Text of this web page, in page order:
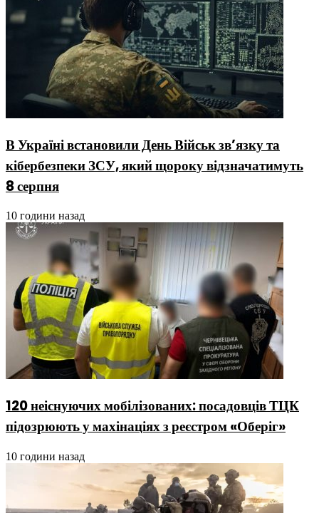
В Україні встановили День Військ зв’язку та
кібербезпеки ЗСУ, який щороку відзначатимуть
8 серпня
10 години назад
120 неіснуючих мобілізованих: посадовців ТЦК
підозрюють у махінаціях з реєстром «Оберіг»
10 години назад